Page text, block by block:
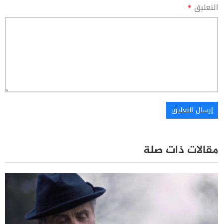
التعليق *
مقالات ذات صلة